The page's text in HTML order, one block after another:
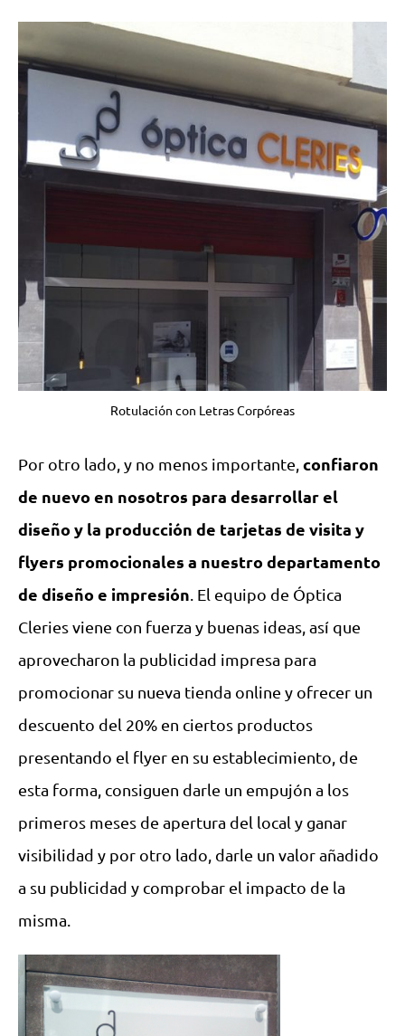
Rotulación con Letras Corpóreas
Por otro lado, y no menos importante, confiaron
de nuevo en nosotros para desarrollar el
diseño y la producción de tarjetas de visita y
flyers promocionales a nuestro departamento
de diseño e impresión . El equipo de Óptica
Cleries viene con fuerza y buenas ideas, así que
aprovecharon la publicidad impresa para
promocionar su nueva tienda online y ofrecer un
descuento del 20% en ciertos productos
presentando el flyer en su establecimiento, de
esta forma, consiguen darle un empujón a los
primeros meses de apertura del local y ganar
visibilidad y por otro lado, darle un valor añadido
a su publicidad y comprobar el impacto de la
misma.